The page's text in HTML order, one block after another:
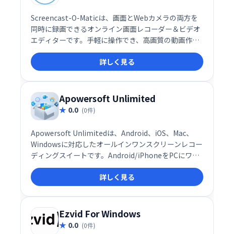
Screencast-O-Maticは、画面とWebカメラの両方を
同時に録画できるオンライン画面レコーダー＆ビデオ
エディターです。手軽に操作でき、高画質の動画作成
をサポート。オンライン学習、プレゼンテーション、
チュートリアル動画制作などに最適です。
詳しく見る
Apowersoft Unlimited
0.0 (0件)
Apowersoft Unlimitedは、Android、iOS、Mac、
Windowsに対応したオールインワンスクリーンレコー
ディングスイートです。Android/iPhoneをPCにワイ
ヤレスミラーリングし、PC画面、音声（PCオーディ
オ、モバイル、マイク）、Webカメラを同時録画でき
ます。様々なデバイスに対応し、高機能ながらスムー
ズな操作性を実現。動画制作やプレゼンテーション、
オンライン授業など幅広い用途で活用できます。
詳しく見る
Ezvid For Windows
0.0 (0件)